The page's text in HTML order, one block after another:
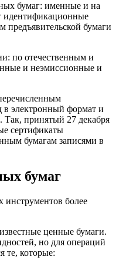
бумаг: именные и на
идентификационные
предъявительской бумаги
по отечественным и
и неэмиссионные и
в электронный формат и
принятый 27 декабря
сертификаты
бумагам записями в
бумаг
инструментов более
ценные бумаги.
но для операций
те, которые: